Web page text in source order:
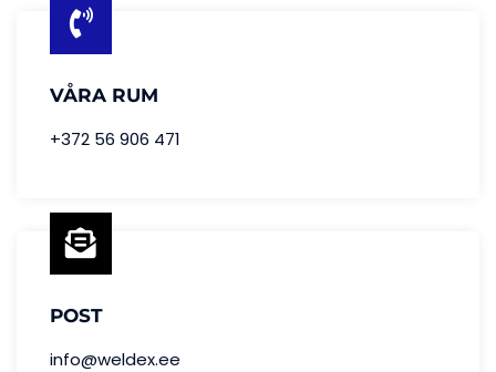
VÅRA RUM
+372 56 906 471
POST
info@weldex.ee